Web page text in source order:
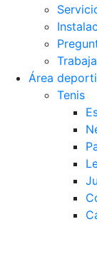
Área
Tenis